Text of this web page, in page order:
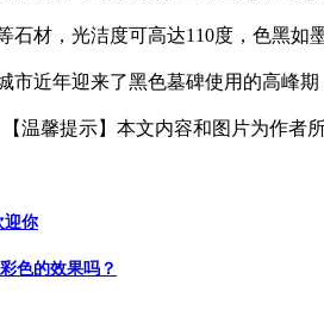
石材，光洁度可高达110度，色黑
市近年迎来了黑色墓碑使用的高峰
【温馨提示】本文内容和图片为作者
迎你
色的效果吗？